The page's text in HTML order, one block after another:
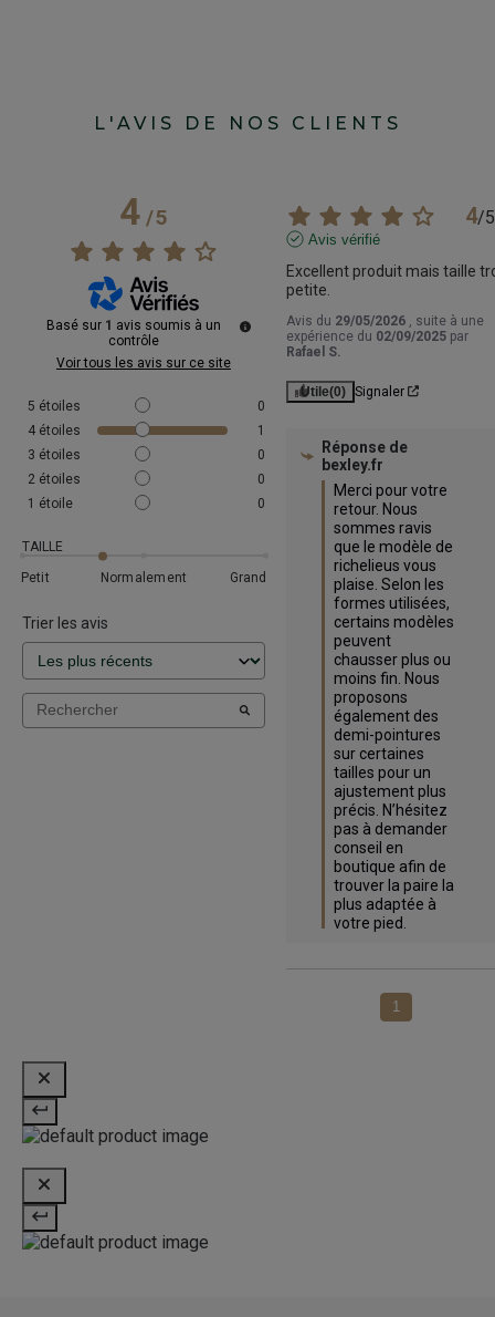
L'AVIS DE NOS CLIENTS
4/5
Basé sur 1 avis soumis à un
contrôle
Voir tous les avis sur ce site
5 étoiles
0
4 étoiles
1
3 étoiles
0
2 étoiles
0
1 étoile 0
TAILLE
Petit
Normalement Grand
Trier les avis
4/5
Avis vérifié
Excellent produit mais taille
petite.
Avis du 29/05/2026
, suite à une
expérience du 02/09/2025 par
Rafael S.
Utile(0) Signaler
Réponse de
bexley.fr
Merci pour votre
retour. Nous
sommes ravis
que le modèle de
richelieus vous
plaise. Selon les
formes utilisées,
certains modèles
peuvent
chausser plus ou
moins fin. Nous
proposons
également des
demi-pointures
sur certaines
tailles pour un
ajustement plus
précis. N’hésitez
pas à demander
conseil en
boutique afin de
trouver la paire la
plus adaptée à
votre pied.
1